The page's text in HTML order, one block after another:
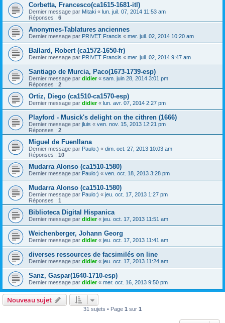
Corbetta, Francesco(ca1615-1681-itl)
Dernier message par Mitaki « lun. juil. 07, 2014 11:53 am
Réponses : 6
Anonymes-Tablatures anciennes
Dernier message par PRIVET Francis « mer. juil. 02, 2014 10:20 am
Ballard, Robert (ca1572-1650-fr)
Dernier message par PRIVET Francis « mer. juil. 02, 2014 9:47 am
Santiago de Murcia, Paco(1673-1739-esp)
Dernier message par didier« sam. juin 28, 2014 3:01 pm
Réponses : 2
Ortiz, Diego (ca1510-ca1570-esp)
Dernier message par didier« lun. avr. 07, 2014 2:27 pm
Playford - Musick's delight on the cithren (1666)
Dernier message par jluis « ven. nov. 15, 2013 12:21 pm
Réponses : 2
Miguel de Fuenllana
Dernier message par Paulo:) « dim. oct. 27, 2013 10:03 am
Réponses : 10
Mudarra Alonso (ca1510-1580)
Dernier message par Paulo:) « ven. oct. 18, 2013 3:28 pm
Mudarra Alonso (ca1510-1580)
Dernier message par Paulo:) « jeu. oct. 17, 2013 1:27 pm
Réponses : 1
Biblioteca Digital Hispanica
Dernier message par didier« jeu. oct. 17, 2013 11:51 am
Weichenberger, Johann Georg
Dernier message par didier« jeu. oct. 17, 2013 11:41 am
diverses ressources de facsimilés on line
Dernier message par didier« jeu. oct. 17, 2013 11:24 am
Sanz, Gaspar(1640-1710-esp)
Dernier message par didier« mer. oct. 16, 2013 9:50 pm
Nouveau sujet
31 sujets • Page 1 sur 1